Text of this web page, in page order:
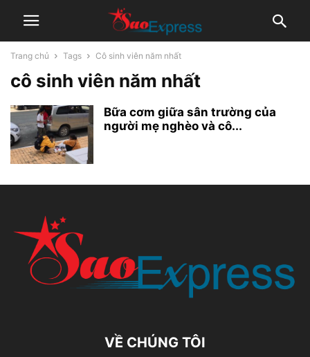
Trang chủ Tags Cô sinh viên năm nhất
cô sinh viên năm nhất
Bữa cơm giữa sân trường của
người mẹ nghèo và cô...
VỀ CHÚNG TÔI